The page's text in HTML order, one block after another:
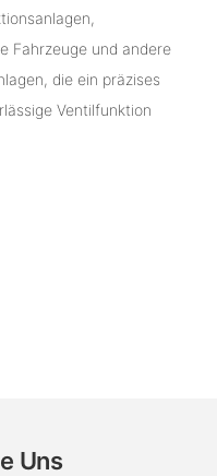
Fahrzeuge und andere
die ein präzises
Ventilfunktion
Uns